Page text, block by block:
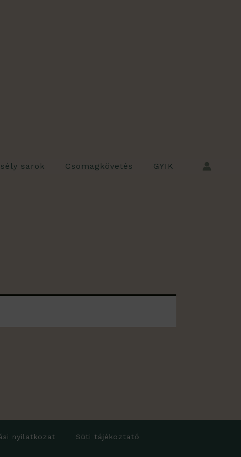
sarok Csomagkövetés GYIK
nyilatkozat Süti tájékoztató